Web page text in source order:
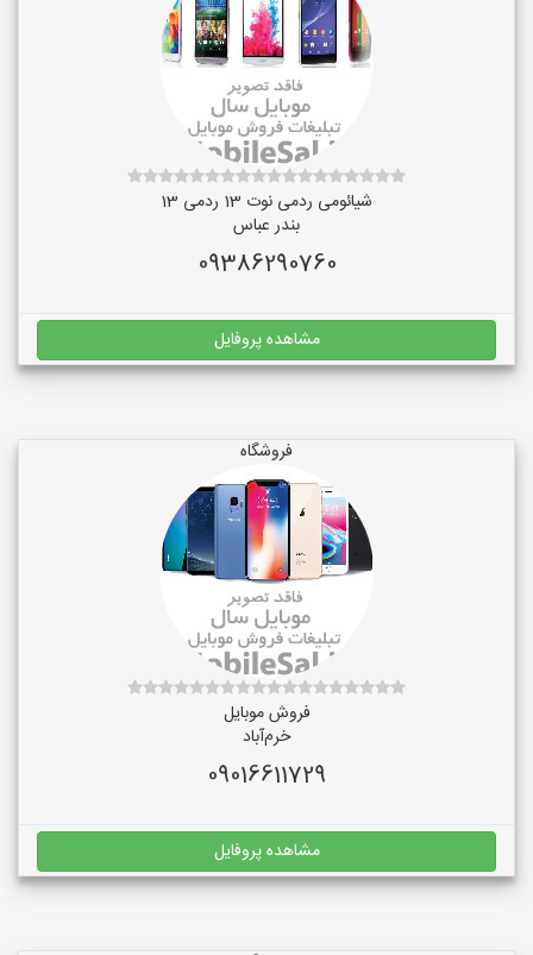
شیائومی ردمی نوت 13 ردمی 13
بندر عباس
09386290760
مشاهده پروفایل
فروشگاه
فروش موبایل
خرم‌آباد
09016611729
مشاهده پروفایل